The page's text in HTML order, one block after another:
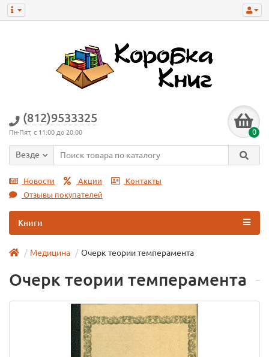
(812)9533325
Пн-Пят, с 11:00 до 20:00 0
Везде
Новости Акции
Контакты
Отзывы покупателей
Книги
Медицина Очерк теории темперамента
Очерк теории темперамента